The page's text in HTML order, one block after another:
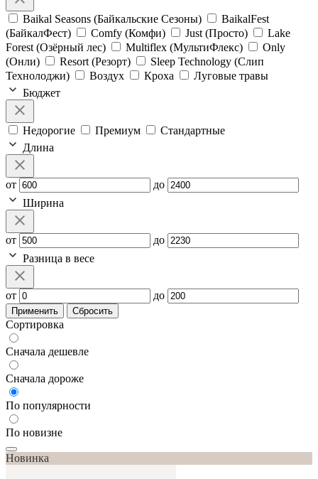
Baikal Seasons (Байкальские Сезоны)
BaikalFest
(БайкалФест)
Comfy (Комфи) Just (Просто)
Lake
Forest (Озёрный лес)
Multiflex (МультиФлекс)
Only
(Онли)
Resort (Резорт)
Sleep Technology (Слип
Технолоджи)
Воздух Кроха
Луговые травы
Бюджет
Недорогие Премиум
Стандартные
Длина
от
до
Ширина
от
до
Разница в весе
от до
Применить Сбросить
Сортировка
Сначала дешевле
Сначала дороже
По популярности
По новизне
Новинка